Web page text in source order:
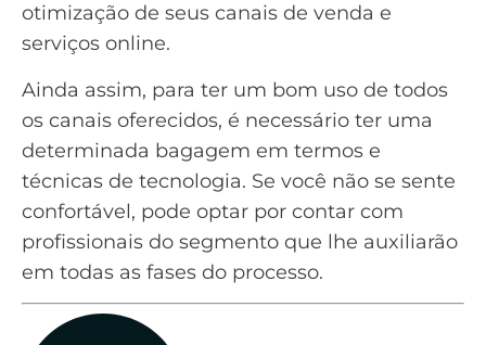
otimização de seus canais de venda e
serviços online.
Ainda assim, para ter um bom uso de todos
os canais oferecidos, é necessário ter uma
determinada bagagem em termos e
técnicas de tecnologia. Se você não se sente
confortável, pode optar por contar com
profissionais do segmento que lhe auxiliarão
em todas as fases do processo.